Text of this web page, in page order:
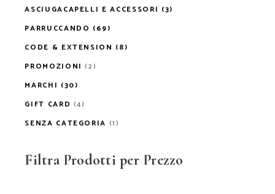
ASCIUGACAPELLI E ACCESSORI (3)
PARRUCCANDO (69)
CODE & EXTENSION (8)
PROMOZIONI (2)
MARCHI (30)
GIFT CARD (4)
SENZA CATEGORIA (1)
Filtra Prodotti per Prezzo